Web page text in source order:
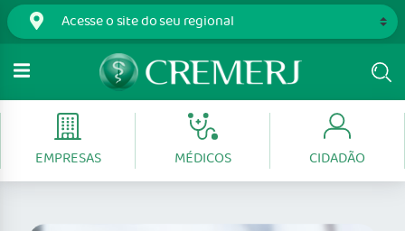
EMPRESAS MÉDICOS CIDADÃO